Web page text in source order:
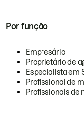
Por função
Empresário
Proprietário de
Especialista em
Profissional de
Profissionais de